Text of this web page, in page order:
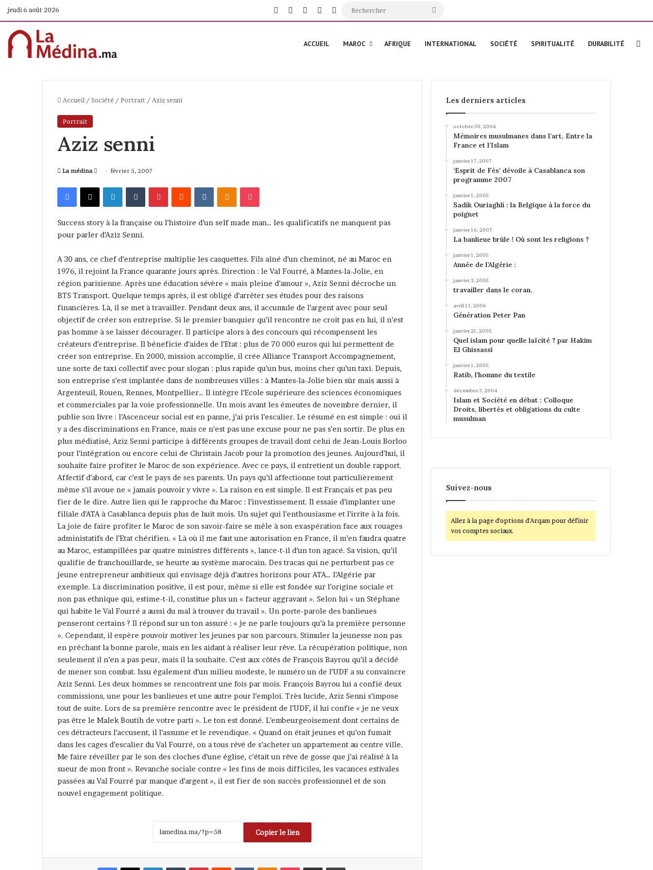
jeudi 6 août 2026 Facebook YouTubeInstagram
Switch skin
ACCUEIL MAROC AFRIQUE INTERNATIONAL SOCIÉTÉ SPIRITUALITÉ DURABILITÉ
Accueil / Société / Portrait / Aziz senni
Portrait
Aziz senni
La médina
o
e
n
c
o
u
r
r
i
e
l
février 5, 2007
Facebook X Linkedin
Success story à la française ou l’histoire d’un self made man… les qualificatifs ne manquent pas
pour parler d’Aziz Senni.
A 30 ans, ce chef d’entreprise multiplie les casquettes. Fils aîné d’un cheminot, né au Maroc en
1976, il rejoint la France quarante jours après. Direction : le Val Fourré, à Mantes-la-Jolie, en
région parisienne. Après une éducation sévère « mais pleine d’amour », Aziz Senni décroche un
BTS Transport. Quelque temps après, il est obligé d’arrêter ses études pour des raisons
financières. Là, il se met à travailler. Pendant deux ans, il accumule de l’argent avec pour seul
objectif de créer son entreprise. Si le premier banquier qu’il rencontre ne croit pas en lui, il n’est
pas homme à se laisser décourager. Il participe alors à des concours qui récompensent les
créateurs d’entreprise. Il béneficie d’aides de l’Etat : plus de 70 000 euros qui lui permettent de
créer son entreprise. En 2000, mission accomplie, il crée Alliance Transport Accompagnement,
une sorte de taxi collectif avec pour slogan : plus rapide qu’un bus, moins cher qu’un taxi. Depuis,
son entreprise s’est implantée dans de nombreuses villes : à Mantes-la-Jolie bien sûr mais aussi à
Argenteuil, Rouen, Rennes, Montpellier… Il intègre l’Ecole supérieure des sciences économiques
et commerciales par la voie professionnelle. Un mois avant les émeutes de novembre dernier, il
publie son livre : l’Ascenceur social est en panne, j’ai pris l’escalier. Le résumé en est simple : oui il
y a des discriminations en France, mais ce n’est pas une excuse pour ne pas s’en sortir. De plus en
plus médiatisé, Aziz Senni participe à différents groupes de travail dont celui de Jean-Louis Borloo
pour l’intégration ou encore celui de Christain Jacob pour la promotion des jeunes. Aujourd’hui, il
souhaite faire profiter le Maroc de son expérience. Avec ce pays, il entretient un double rapport.
Affectif d’abord, car c’est le pays de ses parents. Un pays qu’il affectionne tout particulièrement
même s’il avoue ne « jamais pouvoir y vivre ». La raison en est simple. Il est Français et pas peu
fier de le dire. Autre lien qui le rapproche du Maroc : l’investissement. Il essaie d’implanter une
filiale d’ATA à Casablanca depuis plus de huit mois. Un sujet qui l’enthousiasme et l’irrite à la fois.
La joie de faire profiter le Maroc de son savoir-faire se mêle à son exaspération face aux rouages
administatifs de l’Etat chérifien. « Là où il me faut une autorisation en France, il m’en faudra quatre
au Maroc, estampillées par quatre ministres différents », lance-t-il d’un ton agacé. Sa vision, qu’il
qualifie de franchouillarde, se heurte au système marocain. Des tracas qui ne perturbent pas ce
jeune entrepreneur ambitieux qui envisage déjà d’autres horizons pour ATA… l’Algérie par
exemple. La discrimination positive, il est pour, même si elle est fondée sur l’origine sociale et
non pas ethnique qui, estime-t-il, constitue plus un « facteur aggravant ». Selon lui « un Stéphane
qui habite le Val Fourré a aussi du mal à trouver du travail ». Un porte-parole des banlieues
penseront certains ? Il répond sur un ton assuré : « je ne parle toujours qu’à la première personne
». Cependant, il espère pouvoir motiver les jeunes par son parcours. Stimuler la jeunesse non pas
en prêchant la bonne parole, mais en les aidant à réaliser leur rêve. La récupération politique, non
seulement il n’en a pas peur, mais il la souhaite. C’est aux côtés de François Bayrou qu’il a décidé
de mener son combat. Issu également d’un milieu modeste, le numéro un de l’UDF a su convaincre
Aziz Senni. Les deux hommes se rencontrent une fois par mois. François Bayrou lui a confié deux
commissions, une pour les banlieues et une autre pour l’emploi. Très lucide, Aziz Senni s’impose
tout de suite. Lors de sa première rencontre avec le président de l’UDF, il lui confie « je ne veux
pas être le Malek Boutih de votre parti ». Le ton est donné. L’embeurgeoisement dont certains de
ces détracteurs l’accusent, il l’assume et le revendique. « Quand on était jeunes et qu’on fumait
dans les cages d’escalier du Val Fourré, on a tous rêvé de s’acheter un appartement au centre ville.
Me faire réveiller par le son des cloches d’une église, c’était un rêve de gosse que j’ai réalisé à la
sueur de mon front ». Revanche sociale contre « les fins de mois difficiles, les vacances estivales
passées au Val Fourré par manque d’argent », il est fier de son succès professionnel et de son
nouvel engagement politique.
Copier le lien
Facebook X Linkedin
Les derniers articles
octobre 30, 2004
Mémoires musulmanes dans l’art, Entre la
France et l’Islam
janvier 17, 2007
‘Esprit de Fès’ dévoile à Casablanca son
programme 2007
janvier 1, 2005
Sadik Ouriaghli : la Belgique à la force du
poignet
janvier 16, 2007
La banlieue brûle ! Où sont les religions ?
janvier 1, 2005
Année de l’Algérie :
janvier 3, 2005
travailler dans le coran.
avril 11, 2006
Génération Peter Pan
janvier 21, 2005
Quel islam pour quelle laïcité ? par Hakim
El Ghissassi
janvier 1, 2005
Ratib, l’homme du textile
décembre 3, 2004
Islam et Société en débat : Colloque
Droits, libertés et obligations du culte
musulman
Suivez-nous
Allez à la page d'options d'Arqam pour définir
vos comptes sociaux.